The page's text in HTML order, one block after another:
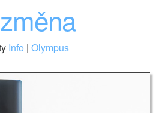
Info | Olympus